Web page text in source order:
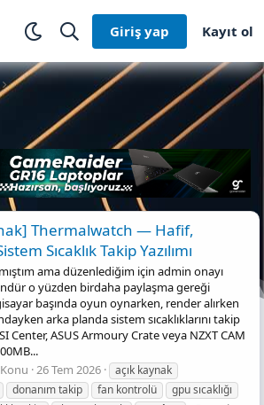
Giriş yap Kayıt ol
Thermalwatch — Hafif,
Sıcaklık Takip Yazılımı
ama düzenlediğim için admin onayı
o yüzden birdaha paylaşma gereği
başında oyun oynarken, render alırken
arka planda sistem sıcaklıklarını takip
Center, ASUS Armoury Crate veya NZXT CAM
Konu 26 Tem 2026
açık kaynak
donanım takip fan kontrolü
gpu sıcaklığı